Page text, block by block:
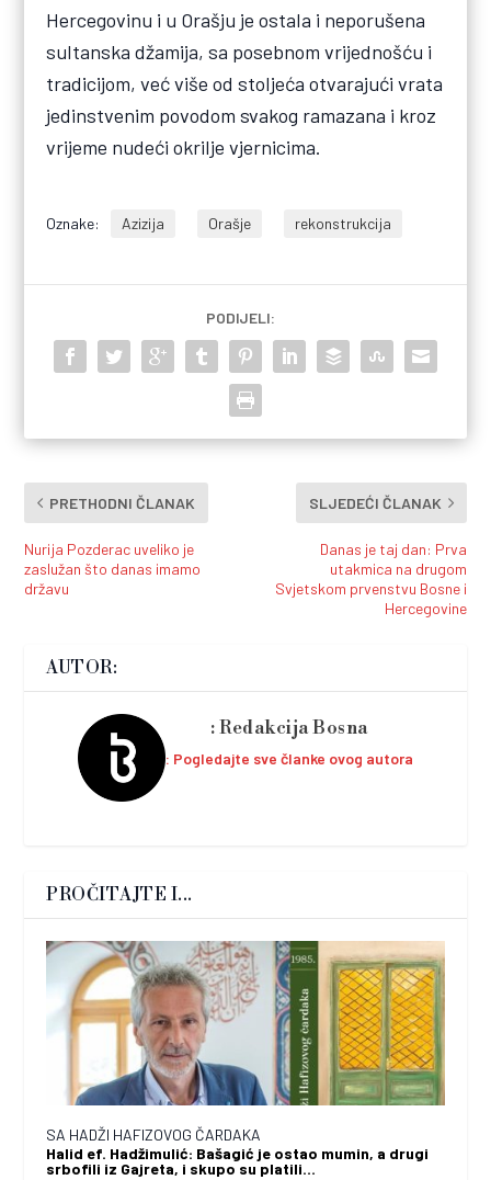
Hercegovinu i u Orašju je ostala i neporušena
sultanska džamija, sa posebnom vrijednošću i
tradicijom, već više od stoljeća otvarajući vrata
jedinstvenim povodom svakog ramazana i kroz
vrijeme nudeći okrilje vjernicima.
Oznake: Azizija Orašje rekonstrukcija
PODIJELI:
PRETHODNI ČLANAK
Nurija Pozderac uveliko je
zaslužan što danas imamo
državu
SLJEDEĆI ČLANAK
Danas je taj dan: Prva
utakmica na drugom
Svjetskom prvenstvu Bosne i
Hercegovine
AUTOR:
Redakcija Bosna
Pogledajte sve članke ovog autora
PROČITAJTE I...
SA HADŽI HAFIZOVOG ČARDAKA
Halid ef. Hadžimulić: Bašagić je ostao mumin, a drugi
srbofili iz Gajreta, i skupo su platili…